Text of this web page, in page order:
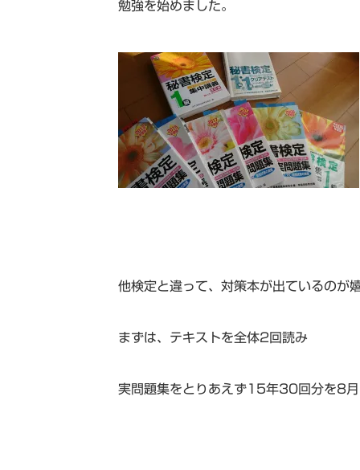
勉強を始めました。
他検定と違って、対策本が出ているのが
まずは、テキストを全体2回読み
実問題集をとりあえず15年30回分を8月